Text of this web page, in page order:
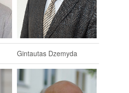
Gintautas Dzemyda